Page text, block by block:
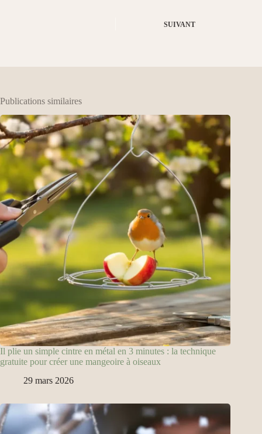
SUIVANT
Publications similaires
Il plie un simple cintre en métal en 3 minutes : la technique
gratuite pour créer une mangeoire à oiseaux
29 mars 2026